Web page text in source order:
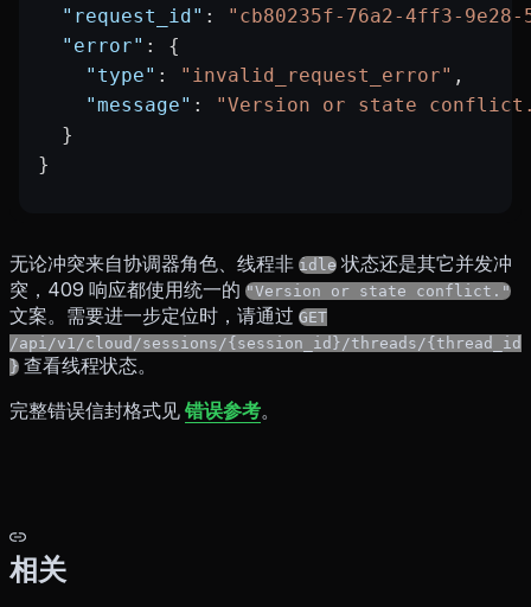
  "request_id"
:
"cb80235f-76a2-4ff3-9e28-
  "error"
: {
    "type"
: "invalid_request_error" ,
    "message"
:
"Version or state
  }
}
无论冲突来自协调器角色、线程非 idle 状态还是其它并发冲
突，409 响应都使用统一的 "Version or state conflict."
文案。需要进一步定位时，请通过 GET
/api/v1/cloud/sessions/{session_id}/threads/{thread_id
} 查看线程状态。
完整错误信封格式见 错误参考。
相关